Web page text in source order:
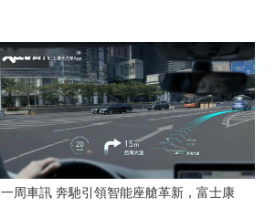
一周車訊 奔馳引領智能座艙革新，富士康